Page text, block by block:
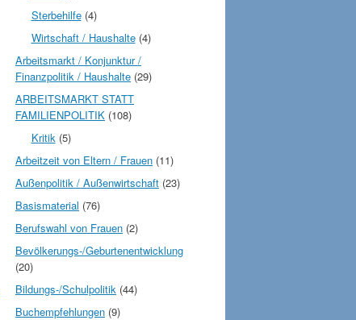
Sterbehilfe(4)
Wirtschaft / Haushalte(4)
Arbeitsmarkt / Konjunktur /
Finanzpolitik / Haushalte (29)
ARBEITSMARKT STATT
FAMILIENPOLITIK (108)
Kritik(5)
Arbeitzeit von Eltern / Frauen (11)
Außenpolitik / Außenwirtschaft (23)
Basismaterial (76)
Berufswahl von Frauen (2)
Bevölkerungs-/Geburtenentwicklung
(20)
Bildungs-/Schulpolitik (44)
Buchempfehlungen (9)